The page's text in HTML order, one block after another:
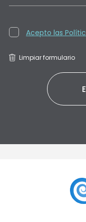
Acepto las
Limpiar formulario